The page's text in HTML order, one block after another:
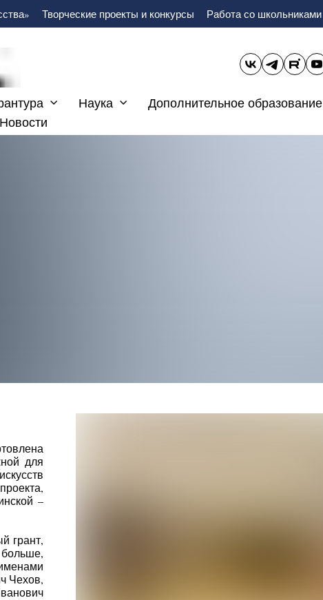
Творческие проекты и конкурсы Работа со школьниками
Наука Дополнительное образование
Новости
для
–
грант,
Чехов,